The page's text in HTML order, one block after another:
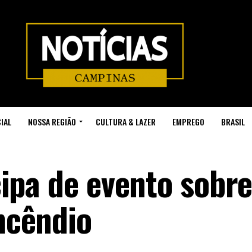
NOSSA REGIÃO CULTURA & LAZER EMPREGO BRASIL
de evento sobre